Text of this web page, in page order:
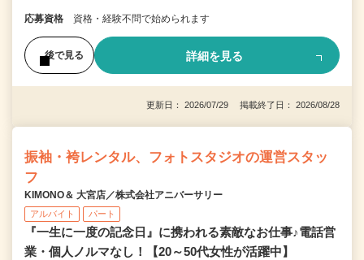
応募資格 資格・経験不問で始められます
後で見る 詳細を見る
更新日： 2026/07/29 掲載終了日： 2026/08/28
振袖・袴レンタル、フォトスタジオの運営スタッ
フ
KIMONO＆ 大宮店／株式会社アニバーサリー
アルバイト パート
『一生に一度の記念日』に携われる素敵なお仕事♪電話営
業・個人ノルマなし！【20～50代女性が活躍中】